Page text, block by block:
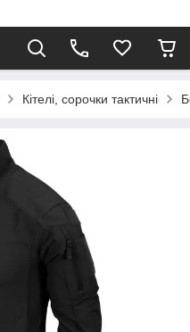
Кітелі, сорочки тактичні